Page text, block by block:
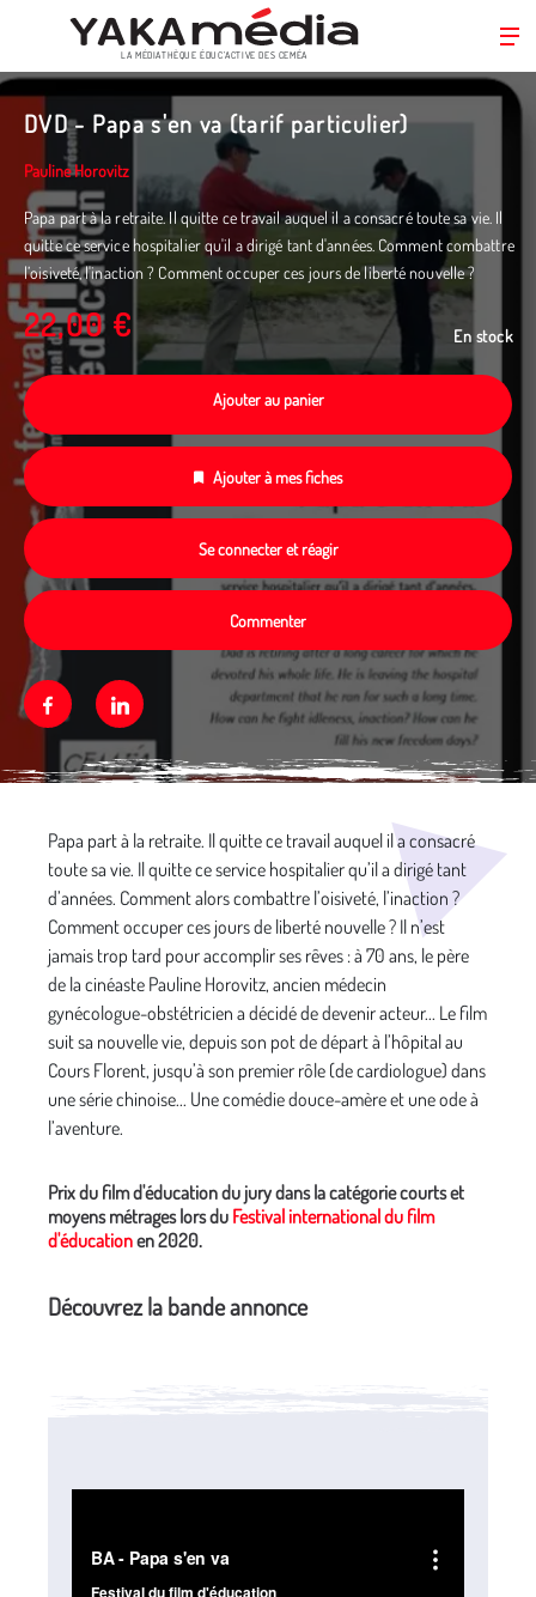
Aller
principal
LA MÉDIATHÈQUE ÉDUC’ACTIVE DES CEMÉA
DVD - Papa s'en va (tarif particulier)
Pauline Horovitz
Papa part à la retraite. Il quitte ce travail auquel il a consacré toute sa vie. Il
quitte ce service hospitalier qu'il a dirigé tant d'années. Comment combattre
l’oisiveté, l'inaction ? Comment occuper ces jours de liberté nouvelle ?
22,00 € En stock
Ajouter au panier
Ajouter à mes fiches
Se connecter et réagir
Commenter
FacebookLinkedin
Papa part à la retraite. Il quitte ce travail auquel il a consacré
toute sa vie. Il quitte ce service hospitalier qu’il a dirigé tant
d’années. Comment alors combattre l’oisiveté, l’inaction ?
Comment occuper ces jours de liberté nouvelle ? Il n’est
jamais trop tard pour accomplir ses rêves : à 70 ans, le père
de la cinéaste Pauline Horovitz, ancien médecin
gynécologue-obstétricien a décidé de devenir acteur... Le film
suit sa nouvelle vie, depuis son pot de départ à l’hôpital au
Cours Florent, jusqu’à son premier rôle (de cardiologue) dans
une série chinoise... Une comédie douce-amère et une ode à
l’aventure.
Prix du film d'éducation du jury dans la catégorie courts et
moyens métrages lors du Festival international du film
d'éducationen 2020.
Découvrez la bande annonce